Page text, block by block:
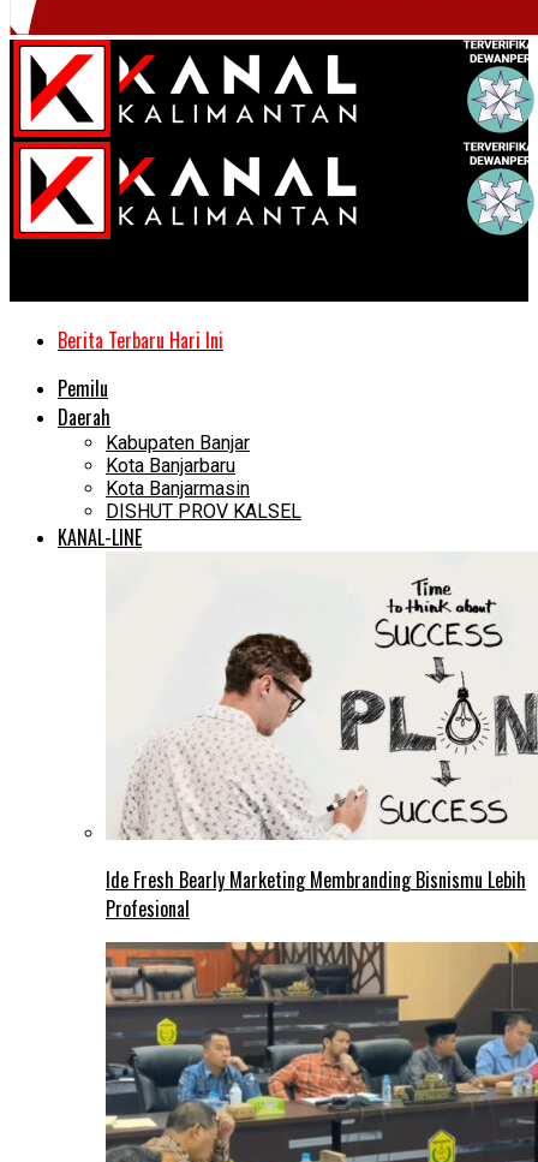
Berita Terbaru Hari Ini
Pemilu
Daerah
Kabupaten Banjar
Kota Banjarbaru
Kota Banjarmasin
DISHUT PROV KALSEL
KANAL-LINE
Ide Fresh Bearly Marketing Membranding Bisnismu Lebih
Profesional